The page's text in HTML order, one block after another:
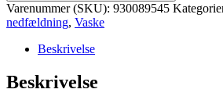
antal
Varenummer (SKU): 930089545
nedfældning, Vaske
Beskrivelse
Beskrivelse